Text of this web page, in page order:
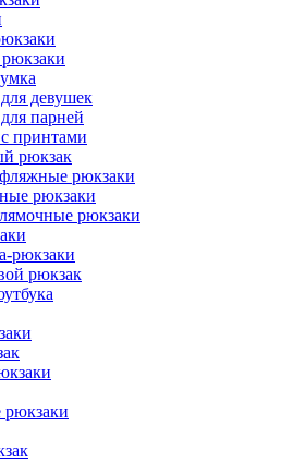
девушек
парней
принтами
рюкзак
рюкзаки
рюкзаки
рюкзаки
рюкзаки
рюкзак
рюкзаки